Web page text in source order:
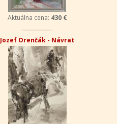
Aktuálna cena: 430 €
Jozef Orenčák - Návrat